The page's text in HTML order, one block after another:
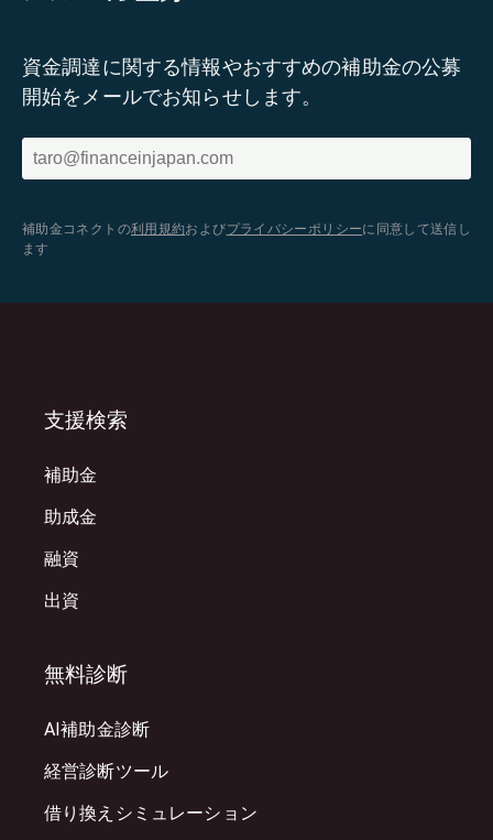
資金調達に関する情報やおすすめの補助金の公募
開始をメールでお知らせします。
補助金コネクトの利用規約およびプライバシーポリシーに同意して送信し
ます
支援検索
補助金
助成金
融資
出資
無料診断
AI補助金診断
経営診断ツール
借り換えシミュレーション